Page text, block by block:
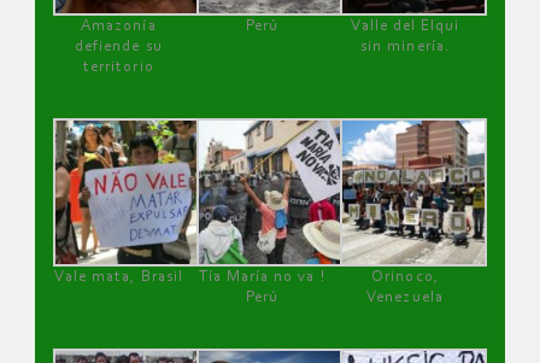
Amazonía
defiende su
territorio
Perú
Valle del Elqui
sin minería.
Vale mata, Brasil
Tía María no va !
Perú
Orinoco,
Venezuela